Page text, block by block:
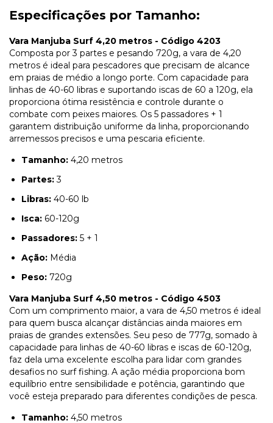
Especificações por Tamanho:
Vara Manjuba Surf 4,20 metros - Código 4203
Composta por 3 partes e pesando 720g, a vara de 4,20
metros é ideal para pescadores que precisam de alcance
em praias de médio a longo porte. Com capacidade para
linhas de 40-60 libras e suportando iscas de 60 a 120g, ela
proporciona ótima resistência e controle durante o
combate com peixes maiores. Os 5 passadores + 1
garantem distribuição uniforme da linha, proporcionando
arremessos precisos e uma pescaria eficiente.
Tamanho: 4,20 metros
Partes:3
Libras: 40-60 lb
Isca: 60-120g
Passadores: 5 + 1
Ação: Média
Peso: 720g
Vara Manjuba Surf 4,50 metros - Código 4503
Com um comprimento maior, a vara de 4,50 metros é ideal
para quem busca alcançar distâncias ainda maiores em
praias de grandes extensões. Seu peso de 777g, somado à
capacidade para linhas de 40-60 libras e iscas de 60-120g,
faz dela uma excelente escolha para lidar com grandes
desafios no surf fishing. A ação média proporciona bom
equilíbrio entre sensibilidade e potência, garantindo que
você esteja preparado para diferentes condições de pesca.
Tamanho: 4,50 metros